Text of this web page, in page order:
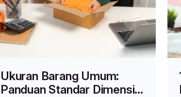
Ukuran Barang Umum:
Panduan Standar Dimensi,